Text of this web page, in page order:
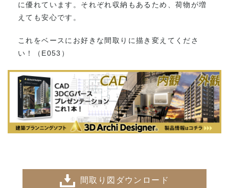
に優れています。それぞれ収納もあるため、荷物が増
えても安心です。
これをベースにお好きな間取りに描き変えてくださ
い！（E053）
間取り図ダウンロード